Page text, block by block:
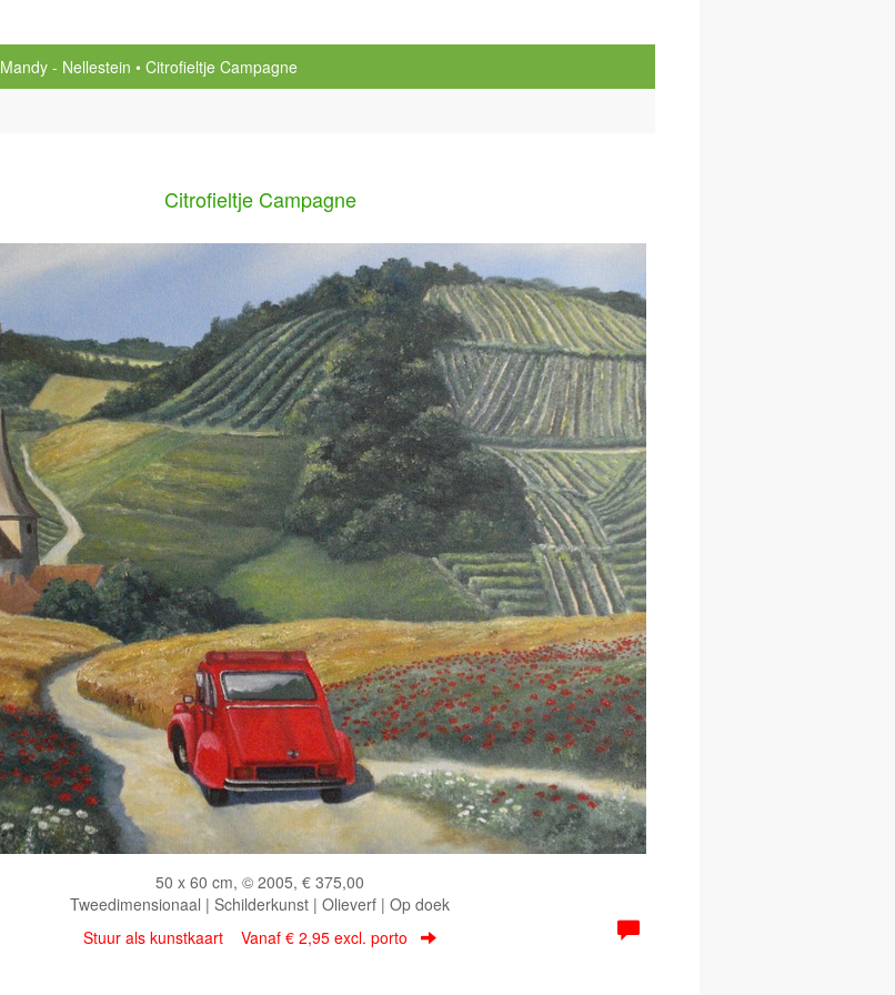
Mandy - Nellestein
Citrofieltje Campagne
Citrofieltje Campagne
50 x 60 cm, © 2005, € 375,00
Tweedimensionaal | Schilderkunst | Olieverf | Op doek
Stuur als kunstkaart Vanaf € 2,95 excl. porto